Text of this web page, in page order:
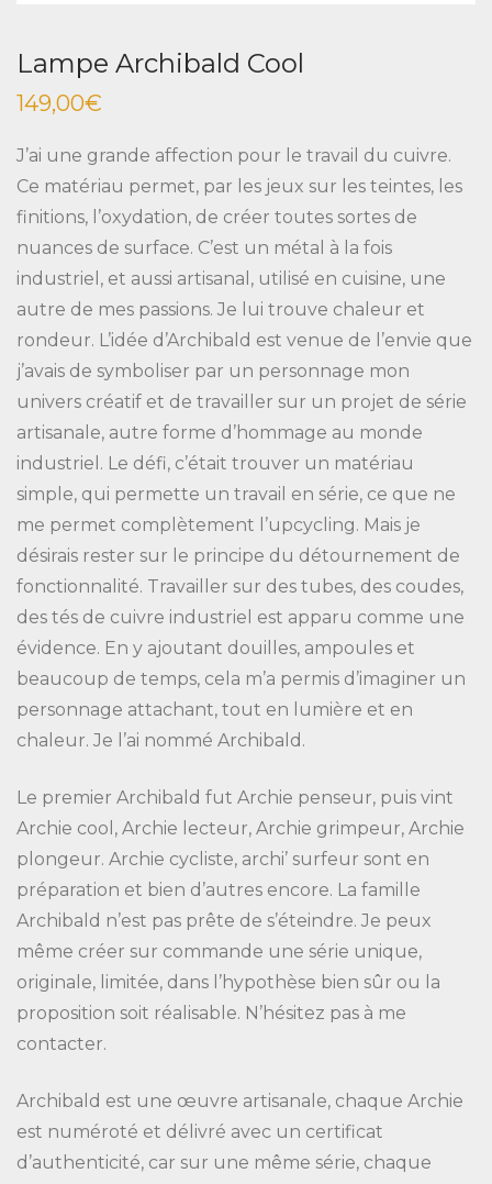
Lampe Archibald Cool
149,00€
J’ai une grande affection pour le travail du cuivre.
Ce matériau permet, par les jeux sur les teintes, les
finitions, l’oxydation, de créer toutes sortes de
nuances de surface. C’est un métal à la fois
industriel, et aussi artisanal, utilisé en cuisine, une
autre de mes passions. Je lui trouve chaleur et
rondeur. L’idée d’Archibald est venue de l’envie que
j’avais de symboliser par un personnage mon
univers créatif et de travailler sur un projet de série
artisanale, autre forme d’hommage au monde
industriel. Le défi, c’était trouver un matériau
simple, qui permette un travail en série, ce que ne
me permet complètement l’upcycling. Mais je
désirais rester sur le principe du détournement de
fonctionnalité. Travailler sur des tubes, des coudes,
des tés de cuivre industriel est apparu comme une
évidence. En y ajoutant douilles, ampoules et
beaucoup de temps, cela m’a permis d’imaginer un
personnage attachant, tout en lumière et en
chaleur. Je l’ai nommé Archibald.
Le premier Archibald fut Archie penseur, puis vint
Archie cool, Archie lecteur, Archie grimpeur, Archie
plongeur. Archie cycliste, archi’ surfeur sont en
préparation et bien d’autres encore. La famille
Archibald n’est pas prête de s’éteindre. Je peux
même créer sur commande une série unique,
originale, limitée, dans l’hypothèse bien sûr ou la
proposition soit réalisable. N’hésitez pas à me
contacter.
Archibald est une œuvre artisanale, chaque Archie
est numéroté et délivré avec un certificat
d’authenticité, car sur une même série, chaque